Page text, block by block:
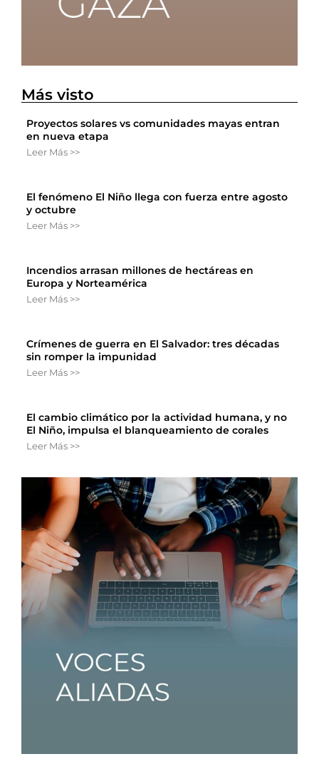
Más visto
Proyectos solares vs comunidades mayas entran
en nueva etapa
Leer Más >>
El fenómeno El Niño llega con fuerza entre agosto
y octubre
Leer Más >>
Incendios arrasan millones de hectáreas en
Europa y Norteamérica
Leer Más >>
Crímenes de guerra en El Salvador: tres décadas
sin romper la impunidad
Leer Más >>
El cambio climático por la actividad humana, y no
El Niño, impulsa el blanqueamiento de corales
Leer Más >>